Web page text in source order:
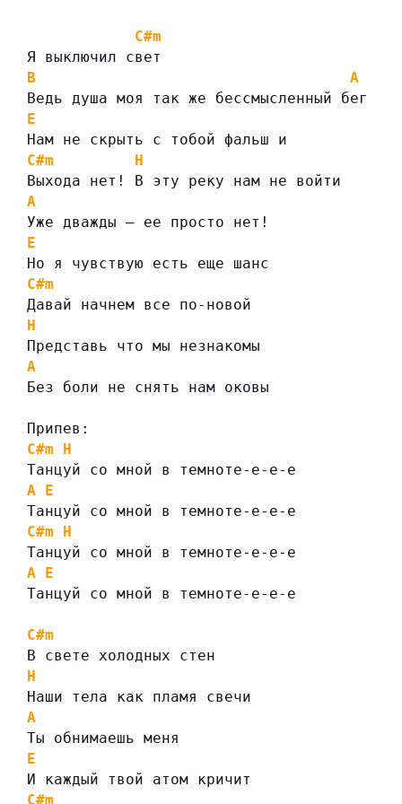
C#m
Я выключил свет
B
A
Ведь душа моя так же бессмысленный бег
E
Нам не скрыть с тобой фальш и
C#m
H
Выхода нет! В эту реку нам не войти
A
Уже дважды — ее просто нет!
E
Но я чувствую есть еще шанс
C#m
Давай начнем все по-новой
H
Представь что мы незнакомы
A
Без боли не снять нам оковы
Припев:
C#m
H
Танцуй со мной в темноте-е-е-е
A E
Танцуй со мной в темноте-е-е-е
C#m
H
Танцуй со мной в темноте-е-е-е
A E
Танцуй со мной в темноте-е-е-е
C#m
В свете холодных стен
H
Наши тела как пламя свечи
A
Ты обнимаешь меня
E
И каждый твой атом кричит
C#m